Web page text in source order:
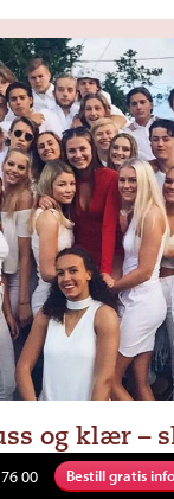
og klær –
00 Bestill gratis